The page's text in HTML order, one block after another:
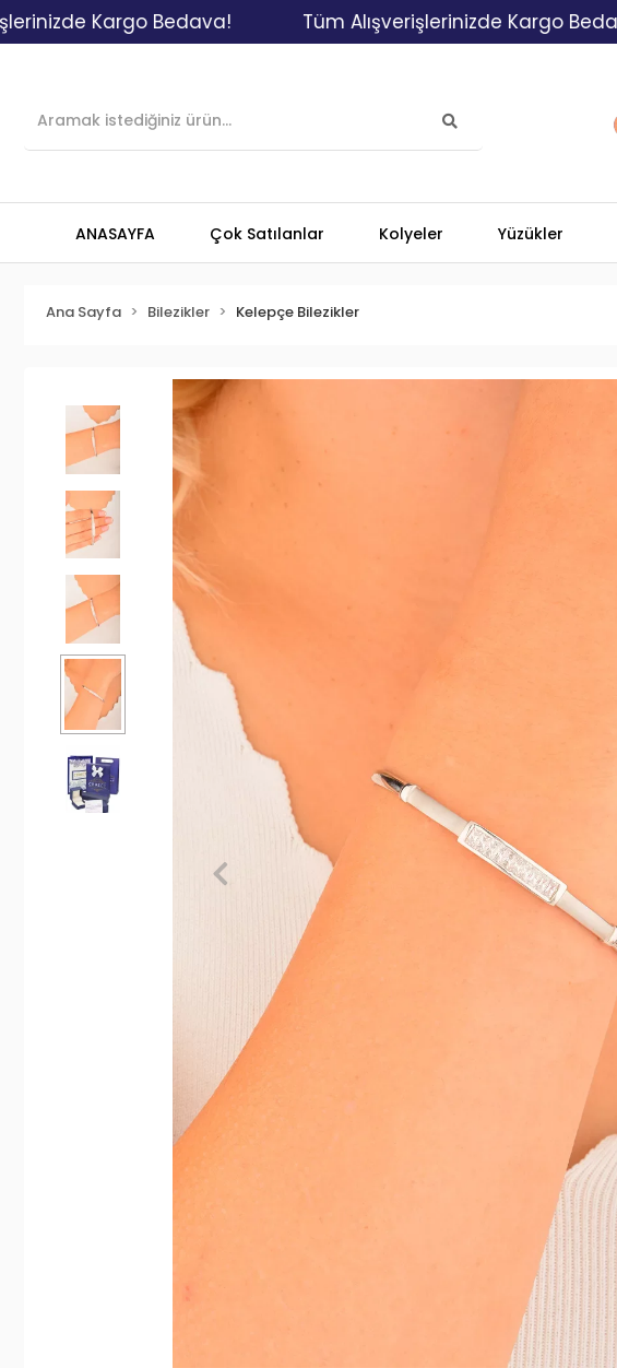
Kargo Bedava! Tüm Alışverişlerinizde Kargo Bedava!
ANASAYFA Çok Satılanlar Kolyeler Yüzükler
Ana Sayfa Bilezikler Kelepçe Bilezikler